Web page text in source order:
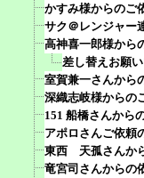
かすみ様からのご
サク＠レンジャ
高神喜一郎様から
差し替えお願
室賀兼一さんか
深織志岐様からの
151 船橋さんから
アポロさんご依頼
東西 天孤さんか
竜宮司さんからの